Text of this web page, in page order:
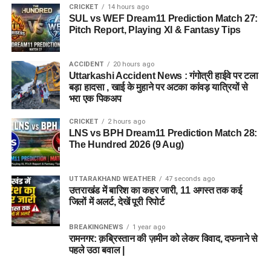
CRICKET 14 hours ago
SUL vs WEF Dream11 Prediction Match 27:
Pitch Report, Playing XI & Fantasy Tips
ACCIDENT 20 hours ago
Uttarkashi Accident News : गंगोत्री हाईवे पर टला
बड़ा हादसा , खाई के मुहाने पर अटका कांवड़ यात्रियों से
भरा एक पिकअप
CRICKET 2 hours ago
LNS vs BPH Dream11 Prediction Match 28:
The Hundred 2026 (9 Aug)
UTTARAKHAND WEATHER 47 seconds ago
उत्तराखंड में बारिश का कहर जारी, 11 अगस्त तक कई
जिलों में अलर्ट, देखें पूरी रिपोर्ट
BREAKINGNEWS 1 year ago
रामनगर: क़ब्रिस्तान की ज़मीन को लेकर विवाद, दफनाने से
पहले उठा बवाल |